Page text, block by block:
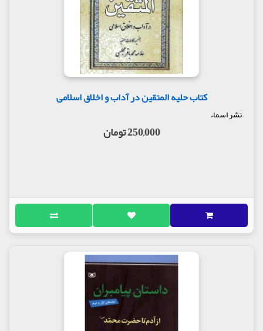
کتاب حلیه المتقین در آداب و اخلاق اسلامی
نشر اسماء
250,000 تومان